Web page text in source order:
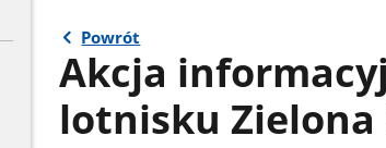
Powrót
Akcja
lotnisku Zielona